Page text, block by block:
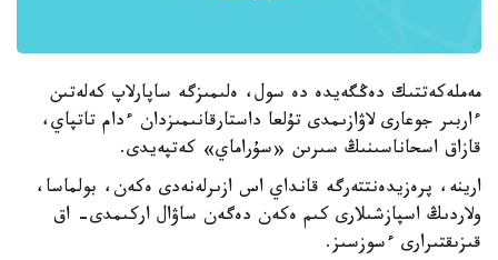
مەملەكەتتىك دەڭگەيدە دە سول، ەلىمىزگە ساپارلاپ كەلەتىن
ءاربىر جوعارى لاۋازىمدى تۇلعا داستارقانىمىزدان ءدام تاتپاي،
قازاق اسحاناسىنىڭ سىرىن «سۇراماي» كەتپەيدى.
ارينە، پرەزيدەنتتەرگە قانداي اس ازىرلەنەدى ەكەن، بولماسا،
ولاردىڭ اسپازشىلارى كىم ەكەن دەگەن ساۋال اركىمدى- اق
قىزىقتىرارى ءسوزسىز.